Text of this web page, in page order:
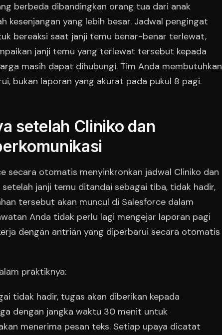
berbeda dibandingkan orang tua dari anak
kesenjangan yang lebih besar. Jadwal pengingat
bereaksi saat janji temu benar-benar terlewat,
janji temu yang terlewat tersebut kepada
masih dapat dihubungi. Tim Anda membutuhkan
bukan laporan yang akurat pada pukul 8 pagi.
setelah Cliniko dan
secara otomatis menyinkronkan jadwal Cliniko dan
janji temu ditandai sebagai tiba, tidak hadir,
tersebut akan muncul di Salesforce dalam
Anda tidak perlu lagi mengejar laporan pagi
dengan antrian yang diperbarui secara otomatis
praktiknya:
tidak hadir, tugas akan diberikan kepada
dengan jangka waktu 30 menit untuk
menerima pesan teks. Setiap upaya dicatat